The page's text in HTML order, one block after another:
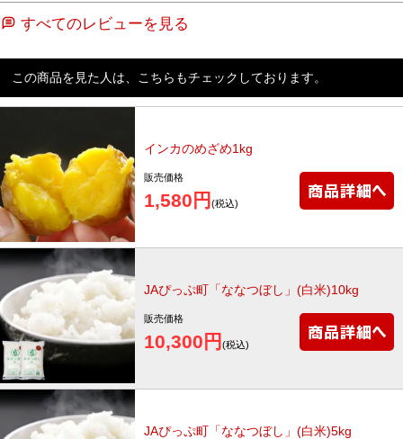
すべてのレビューを見る
この商品を見た人は、こちらもチェックしております。
インカのめざめ1kg
販売価格
1,580円 (税込)
JAぴっぷ町「ななつぼし」(白米)10kg
販売価格
10,300円 (税込)
JAぴっぷ町「ななつぼし」(白米)5kg